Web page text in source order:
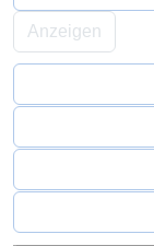
Anzeigen